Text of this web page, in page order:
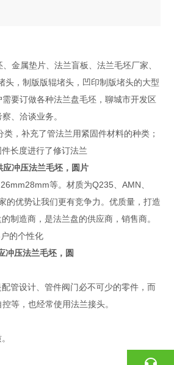
金属垫片、法兰盲板、法兰毛坯厂家、
，制版版辊堵头，凹印制版堵头的大型
要订做各种法兰盘毛坯，聊城市开发区
、洽谈业务。
，补充了管法兰用紧固件材料的种类；
长度进行了修订法兰
冲压法兰毛坯，圆片
等。材质为Q235、AMN、
优势让我们更有竞争力。优质量，打造
制造商，是法兰盘的供应商，销售商。
户的个性化
冲压法兰毛坯，圆
管设计、管件阀门必不可少的零件，而
等，也经常使用法兰接头。